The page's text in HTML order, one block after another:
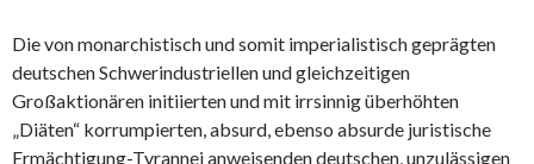
Die von monarchistisch und somit imperialistisch geprägten
deutschen Schwerindustriellen und gleichzeitigen
Großaktionären initiierten und mit irrsinnig überhöhten
„Diäten“ korrumpierten, absurd, ebenso absurde juristische
Ermächtigung-Tyrannei anweisenden deutschen, unzulässigen